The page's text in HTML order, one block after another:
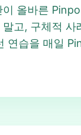
올바른
고, 구체적 사
습을 매일